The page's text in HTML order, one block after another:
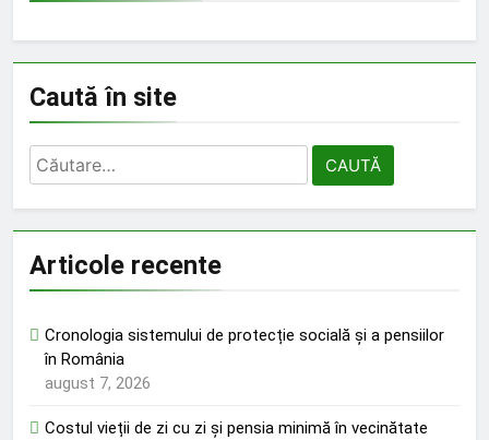
Caută în site
Caută
după:
Articole recente
Cronologia sistemului de protecție socială și a pensiilor
în România
august 7, 2026
Costul vieții de zi cu zi și pensia minimă în vecinătate